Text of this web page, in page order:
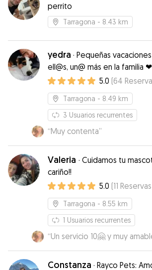
perrito
Tarragona - 8.43 km
yedra · Pequeñas
ell@s, un@ más en la familia ❤
5.0 (64
Tarragona - 8.49 km
3 Usuarios recurrentes
“Muy contenta”
Valeria · Cuidamos tu
cariño!!
5.0 (11 Reservas
Tarragona - 8.55 km
1 Usuarios recurrentes
“Un servicio 10🤗 y muy
Constanza · Rayco Pets: